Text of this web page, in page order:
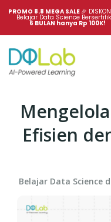
PROMO 8.8 MEGA SALE 🎉 DISKON
Belajar Data Science
6 BULAN hanya Rp 100K!
Efisien
Belajar Data Science